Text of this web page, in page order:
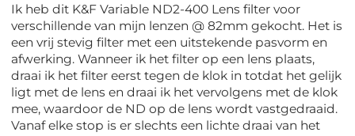
Ik heb dit K&F Variable ND2-400 Lens filter voor
verschillende van mijn lenzen @ 82mm gekocht. Het is
een vrij stevig filter met een uitstekende pasvorm en
afwerking. Wanneer ik het filter op een lens plaats,
draai ik het filter eerst tegen de klok in totdat het gelijk
ligt met de lens en draai ik het vervolgens met de klok
mee, waardoor de ND op de lens wordt vastgedraaid.
Vanaf elke stop is er slechts een lichte draai van het